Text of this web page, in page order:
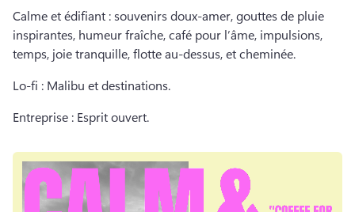
Calme et édifiant : souvenirs doux-amer, gouttes de pluie
inspirantes, humeur fraîche, café pour l’âme, impulsions,
temps, joie tranquille, flotte au-dessus, et cheminée.
Lo-fi : Malibu et destinations.
Entreprise : Esprit ouvert.